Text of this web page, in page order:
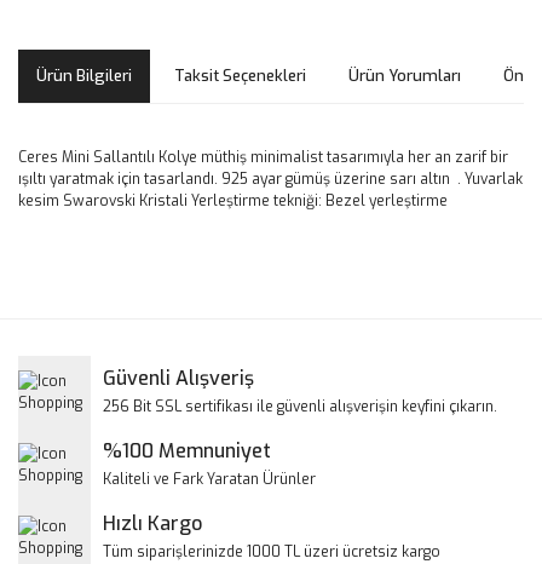
Ürün Bilgileri Taksit Seçenekleri Ürün Yorumları
Ceres Mini Sallantılı Kolye müthiş minimalist tasarımıyla her an zarif bir
ışıltı yaratmak için tasarlandı. 925 ayar gümüş üzerine sarı altın . Yuvarlak
kesim Swarovski Kristali Yerleştirme tekniği: Bezel yerleştirme
Yorum Yaz
Ürün resmi kalitesiz, bozuk veya görüntülenemiyor.
Ürün bilgilerinde hatalar bulunuyor.
Bu ürüne benzer farklı alternatifler olmalı.
Güvenli Alışveriş
256 Bit SSL sertifikası ile güvenli alışverişin keyfini çıkarın.
%100 Memnuniyet
Kaliteli ve Fark Yaratan Ürünler
Hızlı Kargo
Tüm siparişlerinizde 1000 TL üzeri ücretsiz kargo